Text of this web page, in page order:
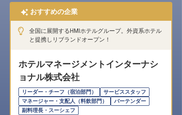
おすすめの企業
全国に展開するHMIホテルグループ。外資系ホテル
と提携しリブランドオープン！
ホテルマネージメントインターナシ
ョナル株式会社
リーダー・チーフ（宿泊部門）
サービススタッフ
マネージャー・支配人（料飲部門）
バーテンダー
副料理長・スーシェフ